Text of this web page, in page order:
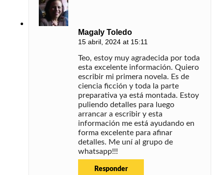
Magaly Toledo
15 abril, 2024 at 15:11
Teo, estoy muy agradecida por toda
esta excelente información. Quiero
escribir mi primera novela. Es de
ciencia ficción y toda la parte
preparativa ya está montada. Estoy
puliendo detalles para luego
arrancar a escribir y esta
información me está ayudando en
forma excelente para afinar
detalles. Me uní al grupo de
whatsapp!!!
Responder